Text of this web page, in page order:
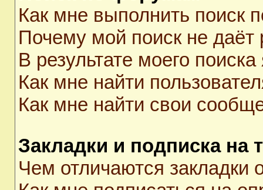
Как мне выполнить
Почему мой поиск не даёт
В результате моего
Как мне найти
Как мне найти свои
Закладки и подписка на
Чем отличаются закладки